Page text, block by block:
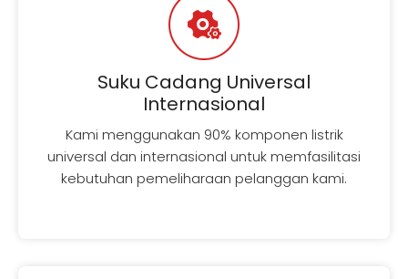
Suku Cadang Universal
Internasional
Kami menggunakan 90% komponen listrik
universal dan internasional untuk memfasilitasi
kebutuhan pemeliharaan pelanggan kami.